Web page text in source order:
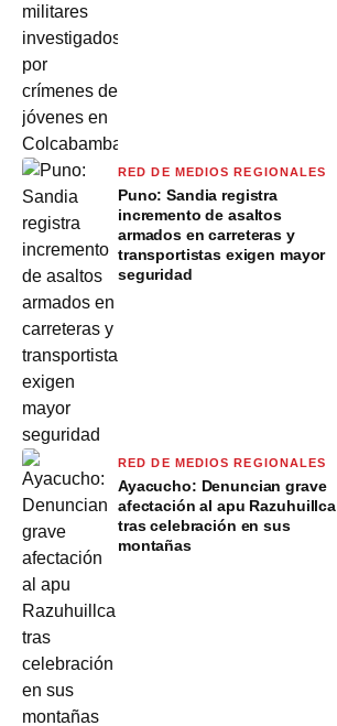
RED DE MEDIOS REGIONALES
Puno: Sandia registra
incremento de asaltos
armados en carreteras y
transportistas exigen mayor
seguridad
RED DE MEDIOS REGIONALES
Ayacucho: Denuncian grave
afectación al apu Razuhuillca
tras celebración en sus
montañas